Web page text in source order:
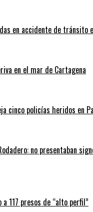
en accidente de tránsito
en el mar de Cartagena
cinco policías heridos en
no presentaban
117 presos de “alto perfil”